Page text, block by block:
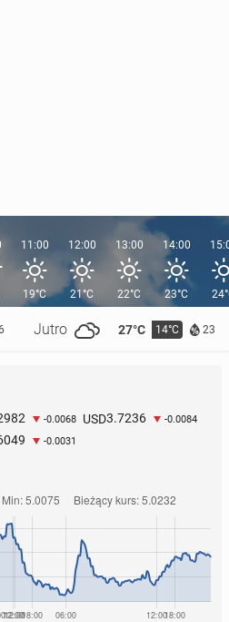
Jutro 27°C 14°C 23
11:00
19°C
12:00
21°C
13:00
22°C
14:00
23°C
-0.0068 USD3.7236 -0.0084
-0.0031